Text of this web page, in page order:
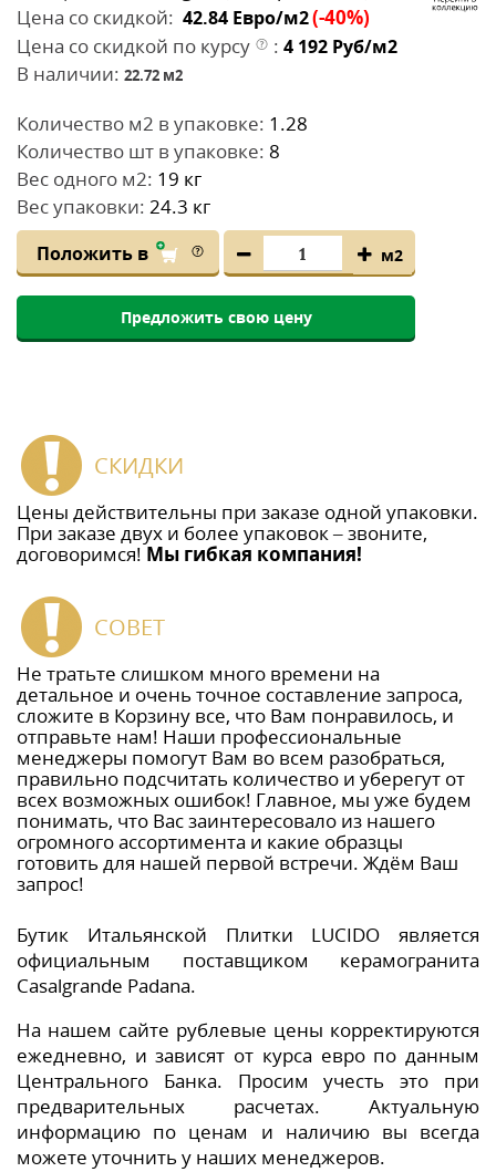
Цена со скидкой: 42.84 Евро/м2(-40%)
Цена со скидкой по курсу
: 4 192 Руб/м2
В наличии: 22.72 м2
Количество м2 в упаковке: 1.28
Количество шт в упаковке: 8
Вес одного м2: 19 кг
Вес упаковки: 24.3 кг
Положить в м2
Предложить свою цену
СКИДКИ
Цены действительны при заказе одной упаковки.
При заказе двух и более упаковок – звоните,
договоримся! Мы гибкая компания!
СОВЕТ
Не тратьте слишком много времени на
детальное и очень точное составление запроса,
сложите в Корзину все, что Вам понравилось, и
отправьте нам! Наши профессиональные
менеджеры помогут Вам во всем разобраться,
правильно подсчитать количество и уберегут от
всех возможных ошибок! Главное, мы уже будем
понимать, что Вас заинтересовало из нашего
огромного ассортимента и какие образцы
готовить для нашей первой встречи. Ждём Ваш
запрос!
Бутик Итальянской Плитки LUCIDO является
официальным поставщиком керамогранита
Casalgrande Padana.
На нашем сайте рублевые цены корректируются
ежедневно, и зависят от курса евро по данным
Центрального Банка. Просим учесть это при
предварительных расчетах. Актуальную
информацию по ценам и наличию вы всегда
можете уточнить у наших менеджеров.